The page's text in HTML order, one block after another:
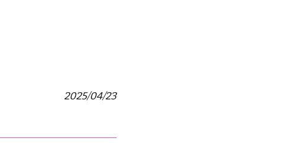
2025/04/23